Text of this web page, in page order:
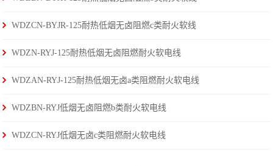
WDZCN-BYJR-125耐热低烟无卤阻燃c类耐火软线
WDZN-RYJ-125耐热低烟无卤阻燃耐火软电线
WDZAN-RYJ-125耐热低烟无卤a类阻燃耐火软电线
WDZBN-RYJ低烟无卤阻燃b类耐火软电线
WDZCN-RYJ低烟无卤c类阻燃耐火软电线